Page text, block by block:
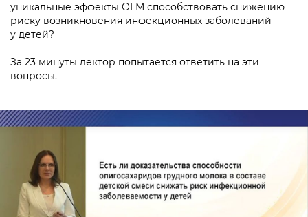
уникальные эффекты ОГМ способствовать снижению
риску возникновения инфекционных заболеваний
у детей?
За 23 минуты лектор попытается ответить на эти
вопросы.